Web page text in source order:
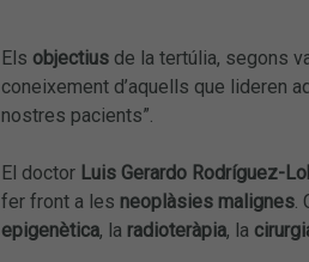
Els objectiusde la tertúlia, segons
coneixement d’aquells que lideren
nostres pacients”.
El doctor Luis Gerardo Rodríguez-
fer front a les neoplàsies malignes.
epigenètica, la radioteràpia, la